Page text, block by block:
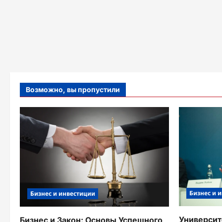
Возможно, вы пропустили
Бизнес и инвестиции
Бизнес и Закон: Основы Успешного
Бизнес и